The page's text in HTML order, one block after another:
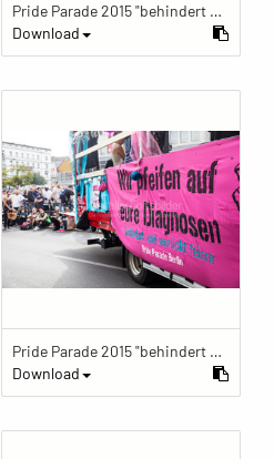
Pride Parade 2015 "behindert und verrückt feiern"
Download
Pride Parade 2015 "behindert und verrückt feiern"
Download